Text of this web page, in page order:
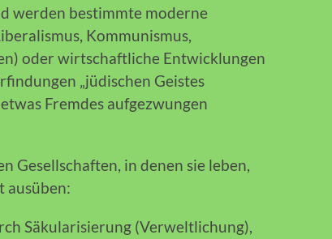
werden bestimmte moderne
Kommunismus,
oder wirtschaftliche Entwicklungen
„jüdischen Geistes
Fremdes aufgezwungen
Gesellschaften, in denen sie leben,
ausüben:
Säkularisierung (Verweltlichung),